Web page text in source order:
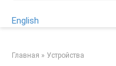
English
Главная » Устройства